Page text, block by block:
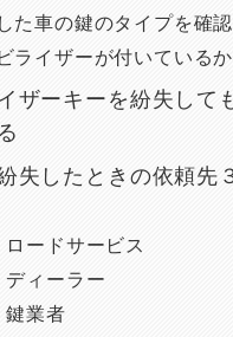
た車の鍵のタイプを確認
ライザーが付いている
ザーキーを紛失して
失したときの依頼先
ロードサービス
ディーラー
鍵業者